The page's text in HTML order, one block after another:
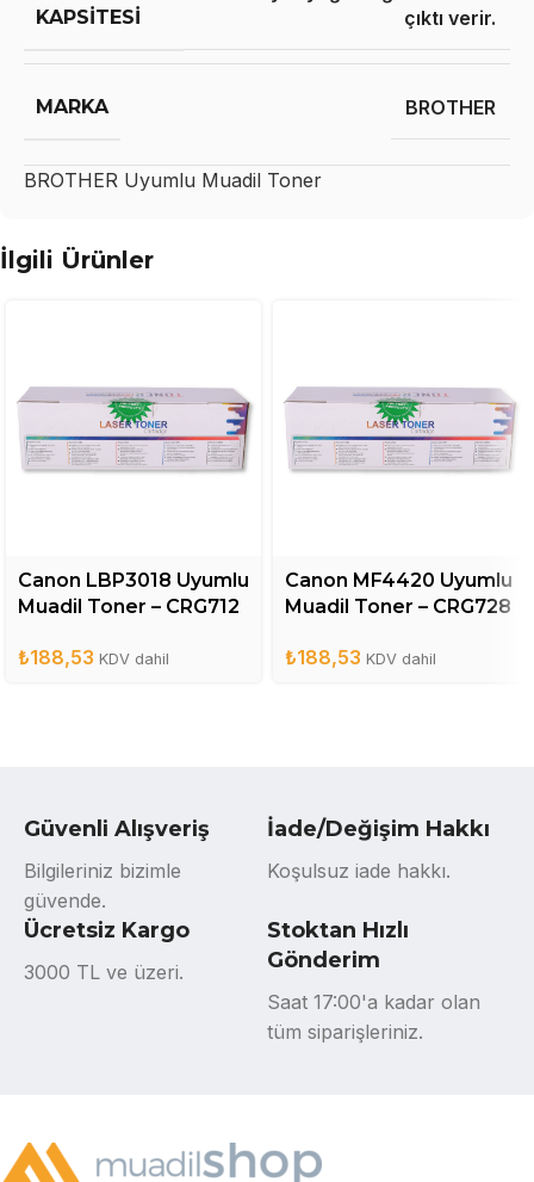
KAPSITESI
çıktı verir.
MARKA BROTHER
BROTHER Uyumlu Muadil Toner
İlgili Ürünler
Canon LBP3018 Uyumlu
Muadil Toner – CRG712
₺188,53 KDV dahil
Canon MF4420 Uyumlu
Muadil Toner – CRG728
₺188,53 KDV dahil
Güvenli Alışveriş
Bilgileriniz bizimle
güvende.
İade/Değişim Hakkı
Koşulsuz iade hakkı.
Ücretsiz Kargo
3000 TL ve üzeri.
Stoktan Hızlı
Gönderim
Saat 17:00'a kadar olan
tüm siparişleriniz.